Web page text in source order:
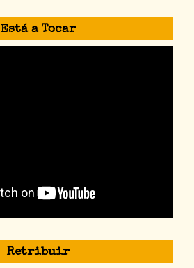
Está a Tocar
Retribuir